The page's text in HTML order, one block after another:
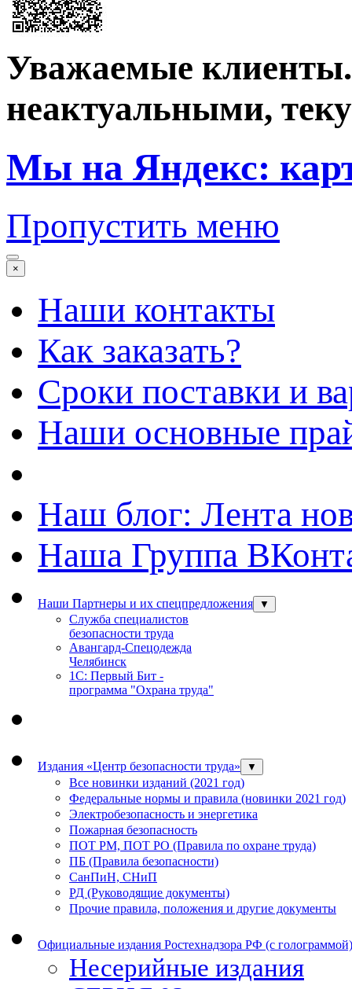
Уважаемые
неактуальными,
Мы на Яндекс:
Пропустить меню
×
Наши контакты
Как заказать?
Сроки поставки и
Наши основные
Наш блог: Лента
Наша Группа
Наши Партнеры и их спецпредложения ▼
Служба специалистов
безопасности труда
Авангард-Спецодежда
Челябинск
1С: Первый Бит -
программа "Охрана труда"
Издания «Центр безопасности труда» ▼
Все новинки изданий (2021 год)
Федеральные нормы и правила (новинки 2021 год)
Электробезопасность и энергетика
Пожарная безопасность
ПОТ РМ, ПОТ РО (Правила по охране труда)
ПБ (Правила безопасности)
СанПиН, СНиП
РД (Руководящие документы)
Прочие правила, положения и другие документы
Официальные издания Ростехнадзора РФ (с голограммой)
Несерийные издания